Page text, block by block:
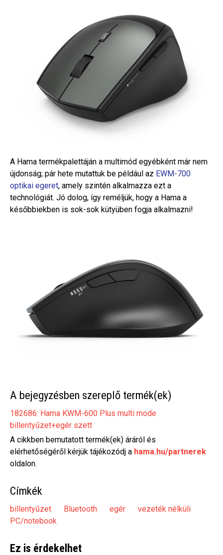
A Hama termékpalettáján a multimód egyébként már nem
újdonság; pár hete mutattuk be például az EWM-700
optikai egeret, amely szintén alkalmazza ezt a
technológiát. Jó dolog, így reméljük, hogy a Hama a
későbbiekben is sok-sok kütyüben fogja alkalmazni!
A bejegyzésben szereplő termék(ek)
182686: Hama KWM-600 Plus multi mode
billentyűzet+egér szett
A cikkben bemutatott termék(ek) áráról és
elérhetőségéről kérjük tájékozódj a hama.hu/partnerek
oldalon.
Címkék
billentyűzet Bluetooth egér
vezeték nélküli
PC/notebook
Ez is érdekelhet